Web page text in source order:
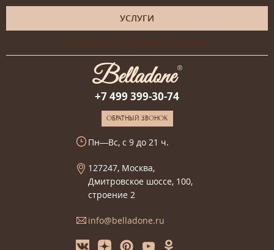
УСЛУГИ
Онлайн-консультация дизайнера
+7 499 399-30-74
ОБРАТНЫЙ ЗВОНОК
Пн—Вс, с 9 до 21 ч.
127247, Москва,
Дмитровское шоссе, 100,
строение 2
info@belladone.ru